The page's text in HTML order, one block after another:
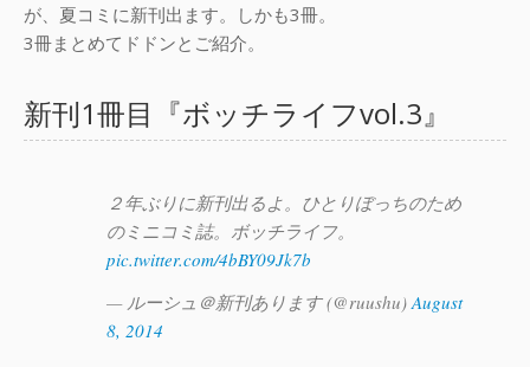
が、夏コミに新刊出ます。しかも3冊。
3冊まとめてドドンとご紹介。
新刊1冊目『ボッチライフvol.3』
２年ぶりに新刊出るよ。ひとりぼっちのため
のミニコミ誌。ボッチライフ。
pic.twitter.com/4bBY09Jk7b
— ルーシュ＠新刊あります (@ruushu)August
8, 2014